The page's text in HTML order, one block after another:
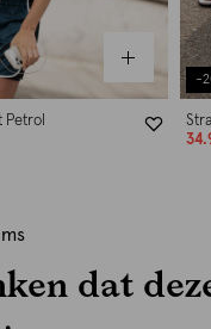
Petrol
-
dat